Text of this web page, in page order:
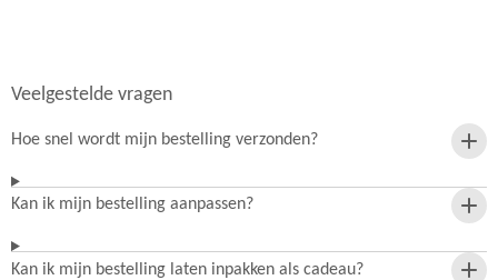
Veelgestelde vragen
Hoe snel wordt mijn bestelling verzonden?
Kan ik mijn bestelling aanpassen?
Kan ik mijn bestelling laten inpakken als cadeau?